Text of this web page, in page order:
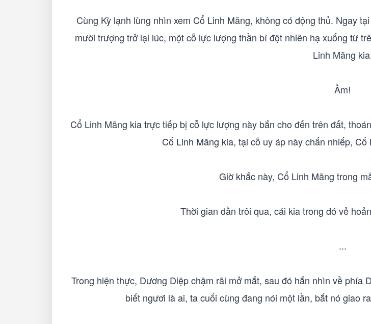
Cùng Kỳ lạnh lùng nhìn xem Cổ Linh Mãng, không có động thủ. Ngay
mười trượng trở lại lúc, một cỗ lực lượng thần bí đột nhiên hạ xuống từ
Linh Mãng
Ầm!
Cổ Linh Mãng kia trực tiếp bị cỗ lực lượng này bắn cho đến trên đất,
Cổ Linh Mãng kia, tại cỗ uy áp này chấn nhiếp,
Giờ khắc này, Cổ Linh Mãng trong
Thời gian dần trôi qua, cái kia trong đó vẻ
...
Trong hiện thực, Dương Diệp chậm rãi mở mắt, sau đó hắn nhìn về phía
biết ngươi là ai, ta cuối cùng đang nói một lần, bắt nó giao